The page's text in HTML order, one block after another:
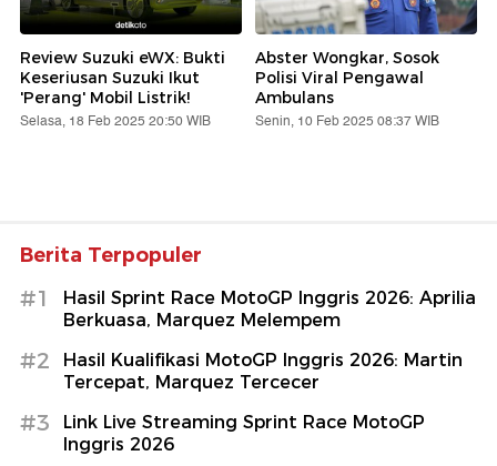
Review Suzuki eWX: Bukti
Keseriusan Suzuki Ikut
'Perang' Mobil Listrik!
Selasa, 18 Feb 2025 20:50 WIB
Abster Wongkar, Sosok
Polisi Viral Pengawal
Ambulans
Senin, 10 Feb 2025 08:37 WIB
Berita Terpopuler
#1
Hasil Sprint Race MotoGP Inggris 2026: Aprilia
Berkuasa, Marquez Melempem
#2
Hasil Kualifikasi MotoGP Inggris 2026: Martin
Tercepat, Marquez Tercecer
#3
Link Live Streaming Sprint Race MotoGP
Inggris 2026